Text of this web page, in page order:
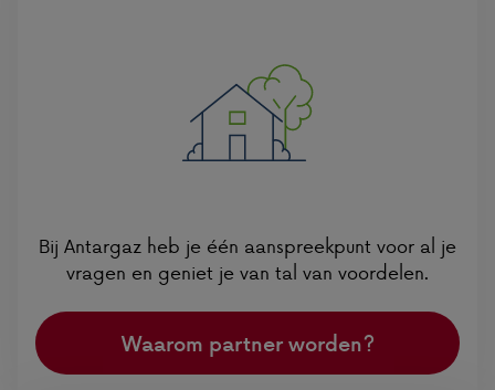
Bij Antargaz heb je één aanspreekpunt voor al je
vragen en geniet je van tal van voordelen.
Waarom partner worden?